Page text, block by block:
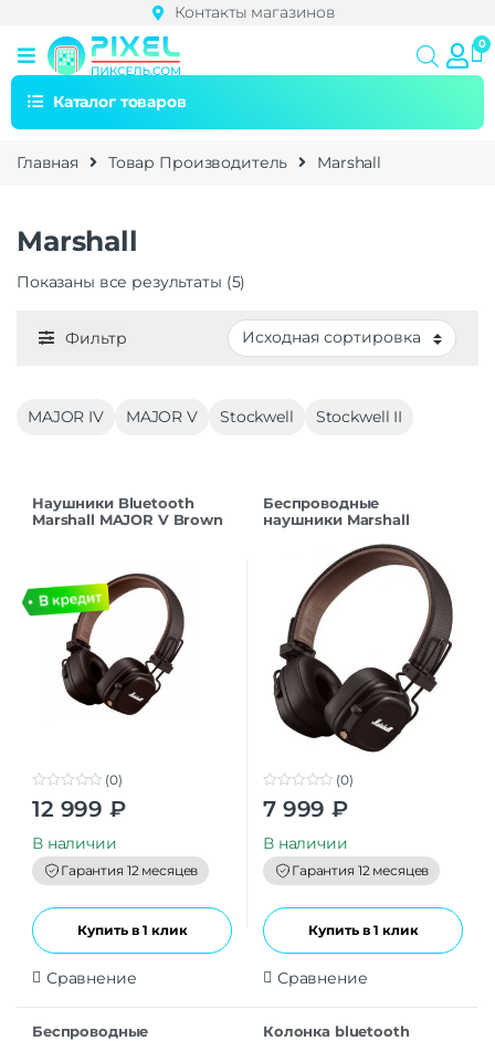
Контакты магазинов
Каталог товаров
Главная Товар Производитель Marshall
Marshall
Показаны все результаты (5)
Фильтр
MAJOR IV MAJOR V Stockwell Stockwell II
Наушники Bluetooth
Marshall MAJOR V Brown
0
t
o
f
5
(0)
12 999 ₽
В наличии
Гарантия 12 месяцев
Купить в 1 клик
Сравнение
Беспроводные
наушники Marshall
0
o
t
o
f
5
(0)
7 999 ₽
В наличии
Гарантия 12 месяцев
Купить в 1 клик
Сравнение
Беспроводные
Колонкa bluetooth